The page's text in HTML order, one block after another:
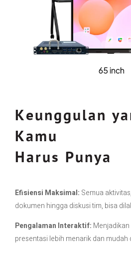
Keunggulan
Kamu
Harus Punya
Efisiensi Maksimal: Semua
dokumen hingga diskusi tim, bisa
Pengalaman Interaktif:
presentasi lebih menarik dan mudah